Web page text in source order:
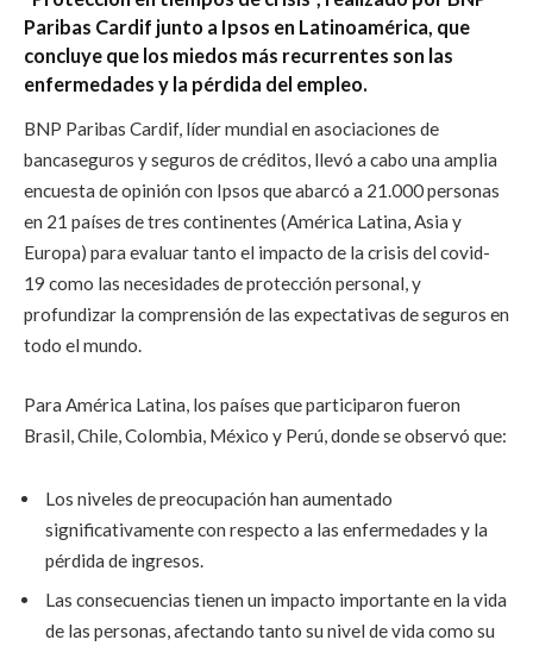
Paribas Cardif junto a Ipsos en Latinoamérica, que
concluye que los miedos más recurrentes son las
enfermedades y la pérdida del empleo.
BNP Paribas Cardif, líder mundial en asociaciones de
bancaseguros y seguros de créditos, llevó a cabo una amplia
encuesta de opinión con Ipsos que abarcó a 21.000 personas
en 21 países de tres continentes (América Latina, Asia y
Europa) para evaluar tanto el impacto de la crisis del covid-
19 como las necesidades de protección personal, y
profundizar la comprensión de las expectativas de seguros en
todo el mundo.
Para América Latina, los países que participaron fueron
Brasil, Chile, Colombia, México y Perú, donde se observó que:
Los niveles de preocupación han aumentado
significativamente con respecto a las enfermedades y la
pérdida de ingresos.
Las consecuencias tienen un impacto importante en la vida
de las personas, afectando tanto su nivel de vida como su